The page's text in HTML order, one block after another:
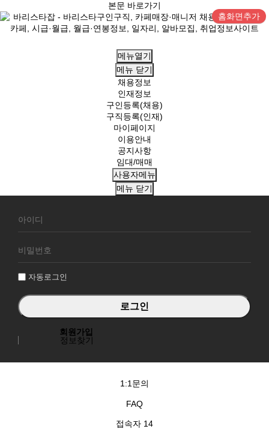
본문 바로가기
홈화면추가
메뉴열기
메뉴 닫기
채용정보
인재정보
구인등록(채용)
구직등록(인재)
마이페이지
이용안내
공지사항
임대/매매
사용자메뉴
메뉴 닫기
원
그
자동로그인
회원가입
정보찾기
1:1문의
FAQ
접속자 14